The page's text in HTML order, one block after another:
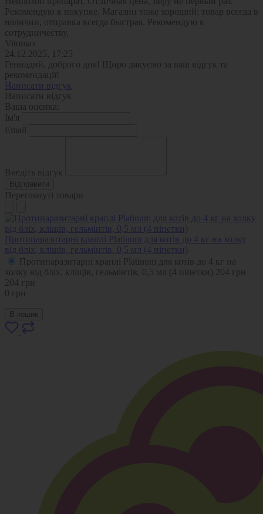
Рекомендую к покупке. Магазин тоже хороший: товар всегда в
наличии, отправка всегда быстрая. Рекомендую к
сотрудничеству,
Vitomax
24.12.2025, 17:25
Геннадий, доброго дня! Щиро дякуємо за ваш відгук та
рекомендації!
Написати відгук
Написати відгук
Ваша оценка:
Ім'я
Email
Введіть відгук
Відправити
Переглянуті товари
Протипаразитарні краплі Platinum для котів до 4 кг на холку
від бліх, кліщів, гельмінтів, 0,5 мл (4 піпетки)
Протипаразитарні краплі Platinum для котів до 4 кг на
холку від бліх, кліщів, гельмінтів, 0,5 мл (4 піпетки) 204 грн
204 грн
0 грн
В кошик